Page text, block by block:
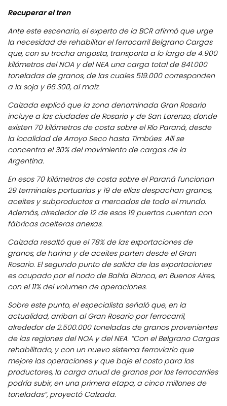
Recuperar el tren
Ante este escenario, el experto de la BCR afirmó que urge
la necesidad de rehabilitar el ferrocarril Belgrano Cargas
que, con su trocha angosta, transporta a lo largo de 4.900
kilómetros del NOA y del NEA una carga total de 841.000
toneladas de granos, de las cuales 519.000 corresponden
a la soja y 66.300, al maíz.
Calzada explicó que la zona denominada Gran Rosario
incluye a las ciudades de Rosario y de San Lorenzo, donde
existen 70 kilómetros de costa sobre el Río Paraná, desde
la localidad de Arroyo Seco hasta Timbúes. Allí se
concentra el 30% del movimiento de cargas de la
Argentina.
En esos 70 kilómetros de costa sobre el Paraná funcionan
29 terminales portuarias y 19 de ellas despachan granos,
aceites y subproductos a mercados de todo el mundo.
Además, alrededor de 12 de esos 19 puertos cuentan con
fábricas aceiteras anexas.
Calzada resaltó que el 78% de las exportaciones de
granos, de harina y de aceites parten desde el Gran
Rosario. El segundo punto de salida de las exportaciones
es ocupado por el nodo de Bahía Blanca, en Buenos Aires,
con el 11% del volumen de operaciones.
Sobre este punto, el especialista señaló que, en la
actualidad, arriban al Gran Rosario por ferrocarril,
alrededor de 2.500.000 toneladas de granos provenientes
de las regiones del NOA y del NEA. “Con el Belgrano Cargas
rehabilitado, y con un nuevo sistema ferroviario que
mejore las operaciones y que baje el costo para los
productores, la carga anual de granos por los ferrocarriles
podría subir, en una primera etapa, a cinco millones de
toneladas”, proyectó Calzada.